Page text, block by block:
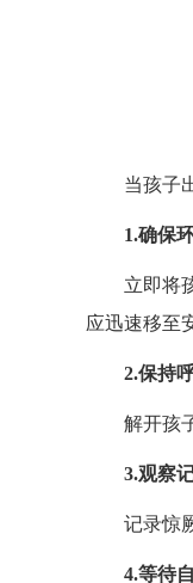
当孩子
1.确保
立即将
应迅速移至
2.保持
解开孩
3.观察
记录惊
4.等待